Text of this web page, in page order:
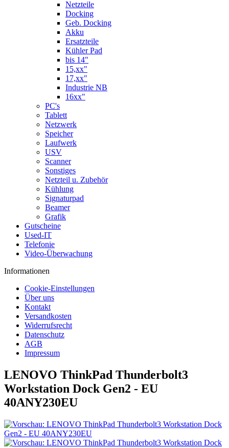
Netzteile
Docking
Geb. Docking
Akku
Ersatzteile
Kühler Pad
bis 14"
15,xx"
17,xx"
Industrie NB
16xx"
PC's
Tablett
Netzwerk
Speicher
Laufwerk
USV
Scanner
Sonstiges
Netzteil u. Zubehör
Kühlung
Signaturpad
Beamer
Grafik
Gutscheine
Used-IT
Telefonie
Video-Überwachung
Informationen
Cookie-Einstellungen
Über uns
Kontakt
Versandkosten
Widerrufsrecht
Datenschutz
AGB
Impressum
LENOVO ThinkPad Thunderbolt3
Workstation Dock Gen2 - EU
40ANY230EU